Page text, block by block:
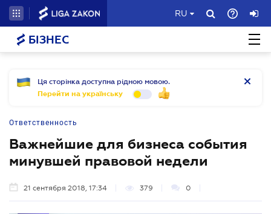
RU
БІЗНЕС
Ця сторінка доступна рідною мовою.
Перейти на українську
Ответственность
Важнейшие для бизнеса события
минувшей правовой недели
21 сентября 2018, 17:34 379 0